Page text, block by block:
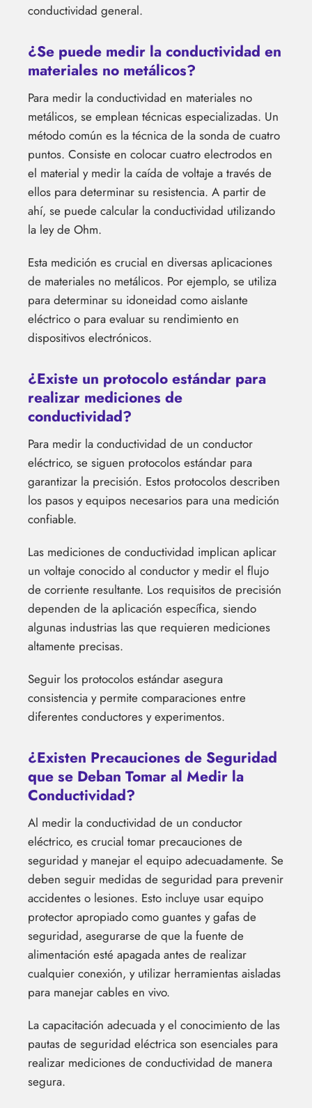
conductividad general.
¿Se puede medir la conductividad en
materiales no metálicos?
Para medir la conductividad en materiales no
metálicos, se emplean técnicas especializadas. Un
método común es la técnica de la sonda de cuatro
puntos. Consiste en colocar cuatro electrodos en
el material y medir la caída de voltaje a través de
ellos para determinar su resistencia. A partir de
ahí, se puede calcular la conductividad utilizando
la ley de Ohm.
Esta medición es crucial en diversas aplicaciones
de materiales no metálicos. Por ejemplo, se utiliza
para determinar su idoneidad como aislante
eléctrico o para evaluar su rendimiento en
dispositivos electrónicos.
¿Existe un protocolo estándar para
realizar mediciones de
conductividad?
Para medir la conductividad de un conductor
eléctrico, se siguen protocolos estándar para
garantizar la precisión. Estos protocolos describen
los pasos y equipos necesarios para una medición
confiable.
Las mediciones de conductividad implican aplicar
un voltaje conocido al conductor y medir el flujo
de corriente resultante. Los requisitos de precisión
dependen de la aplicación específica, siendo
algunas industrias las que requieren mediciones
altamente precisas.
Seguir los protocolos estándar asegura
consistencia y permite comparaciones entre
diferentes conductores y experimentos.
¿Existen Precauciones de Seguridad
que se Deban Tomar al Medir la
Conductividad?
Al medir la conductividad de un conductor
eléctrico, es crucial tomar precauciones de
seguridad y manejar el equipo adecuadamente. Se
deben seguir medidas de seguridad para prevenir
accidentes o lesiones. Esto incluye usar equipo
protector apropiado como guantes y gafas de
seguridad, asegurarse de que la fuente de
alimentación esté apagada antes de realizar
cualquier conexión, y utilizar herramientas aisladas
para manejar cables en vivo.
La capacitación adecuada y el conocimiento de las
pautas de seguridad eléctrica son esenciales para
realizar mediciones de conductividad de manera
segura.